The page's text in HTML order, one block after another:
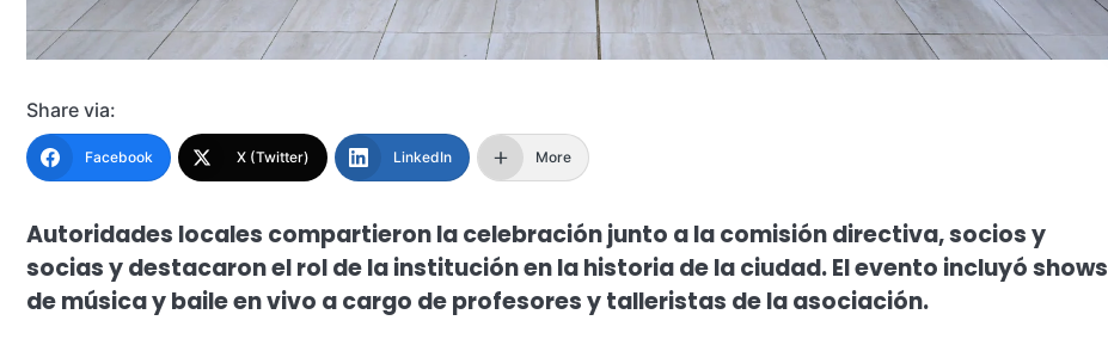
Share via:
Facebook X (Twitter) LinkedIn More
Autoridades locales compartieron la celebración junto a la comisión directiva, socios y
socias y destacaron el rol de la institución en la historia de la ciudad. El evento incluyó shows
de música y baile en vivo a cargo de profesores y talleristas de la asociación.